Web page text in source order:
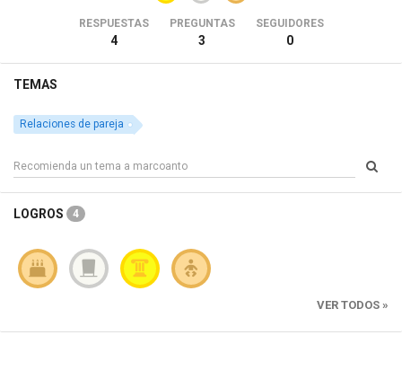
RESPUESTAS
4
PREGUNTAS
3
SEGUIDORES
0
TEMAS
Relaciones de pareja
LOGROS 4
VER TODOS »